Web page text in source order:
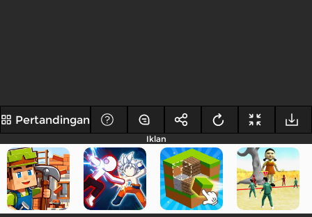
Pertandingan
Iklan